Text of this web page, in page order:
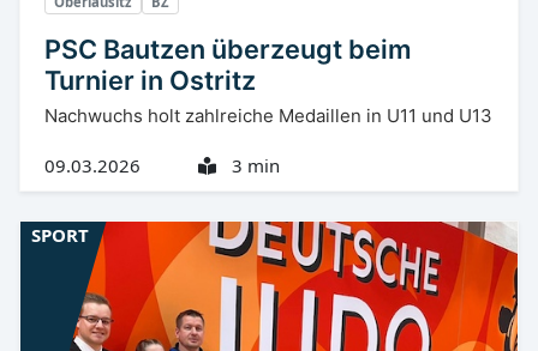
PSC Bautzen überzeugt beim
Turnier in Ostritz
Nachwuchs holt zahlreiche Medaillen in U11 und U13
09.03.2026 3 min
SPORT